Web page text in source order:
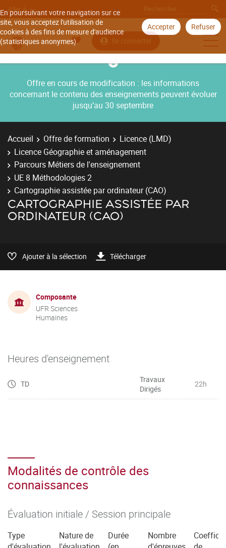
En poursuivant votre navigation sur ce
site, vous acceptez l'utilisation de
cookies à des fins de mesure d'audience
(statistiques anonymes).
Accepter Refuser
Aller à
Se connecter
Offre en cours de modification : les informations
concernant le contenu des enseignements peuvent évoluer
jusqu’au 30 septembre
Accueil Offre de formation
Licence (LMD)
Licence Géographie et aménagement
Parcours Métiers de l'enseignement
UE 8 Méthodologies 2
Cartographie assistée par ordinateur (CAO)
CARTOGRAPHIE ASSISTÉE PAR
ORDINATEUR (CAO)
Ajouter à la sélection Télécharger
Composante
UFR Sciences
Humaines
Heures d'enseignement
TD
Travaux
Dirigés
22h
Modalités de contrôle des
connaissances
Évaluation initiale / Session principale
Type
Nature de
Durée
Nombre